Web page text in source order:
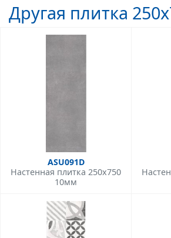
Другая плитка
ASU091D
Настенная плитка 250x750
10мм